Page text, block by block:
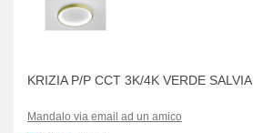
KRIZIA P/P CCT 3K/4K VERDE SALVIA
Mandalo via email ad un amico